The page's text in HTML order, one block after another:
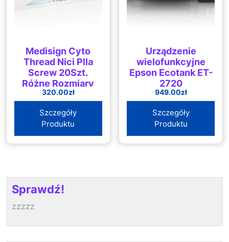
Medisign Cyto
Thread Nici Plla
Screw 20Szt.
Różne Rozmiary
320.00zł
Szczegóły
Produktu
Urządzenie
wielofunkcyjne
Epson Ecotank ET-
2720
949.00zł
Szczegóły
Produktu
Sprawdź!
zzzzz